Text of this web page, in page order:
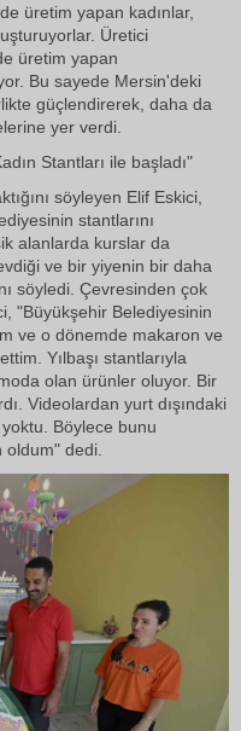
üretim yapan kadınlar,
Üretici
üretim yapan
Bu sayede Mersin'deki
güçlendirerek, daha da
yer verdi.
Stantları ile başladı"
söyleyen Elif Eskici,
stantlarını
alanlarda kurslar da
ve bir yiyenin bir daha
söyledi. Çevresinden çok
"Büyükşehir Belediyesinin
ve o dönemde makaron ve
Yılbaşı stantlarıyla
olan ürünler oluyor. Bir
Videolardan yurt dışındaki
Böylece bunu
dedi.